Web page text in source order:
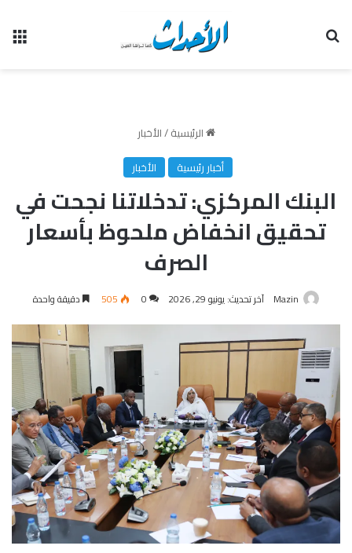
الرئيسية/الأخبار
أخبار رئيسية
الأخبار
البنك المركزي: تدخلاتنا نجحت في
تحقيق انخفاض ملحوظ بأسعار
الصرف
Mazin آخر تحديث: يونيو 29, 2026 0
505 دقيقة واحدة